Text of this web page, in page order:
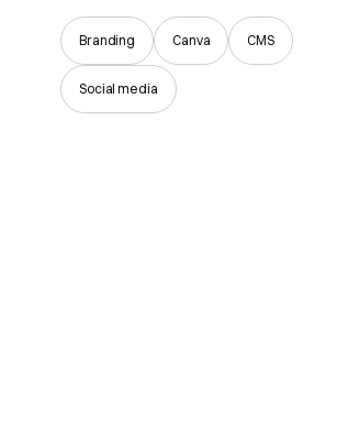
Branding Canva CMS
Social media